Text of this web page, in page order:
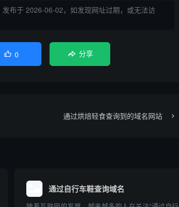
发布于 2026-06-02，如发现网址过期，或无法访
 0 分享
通过烘焙轻食查询到的域名网站
通过自行车鞋查询域名